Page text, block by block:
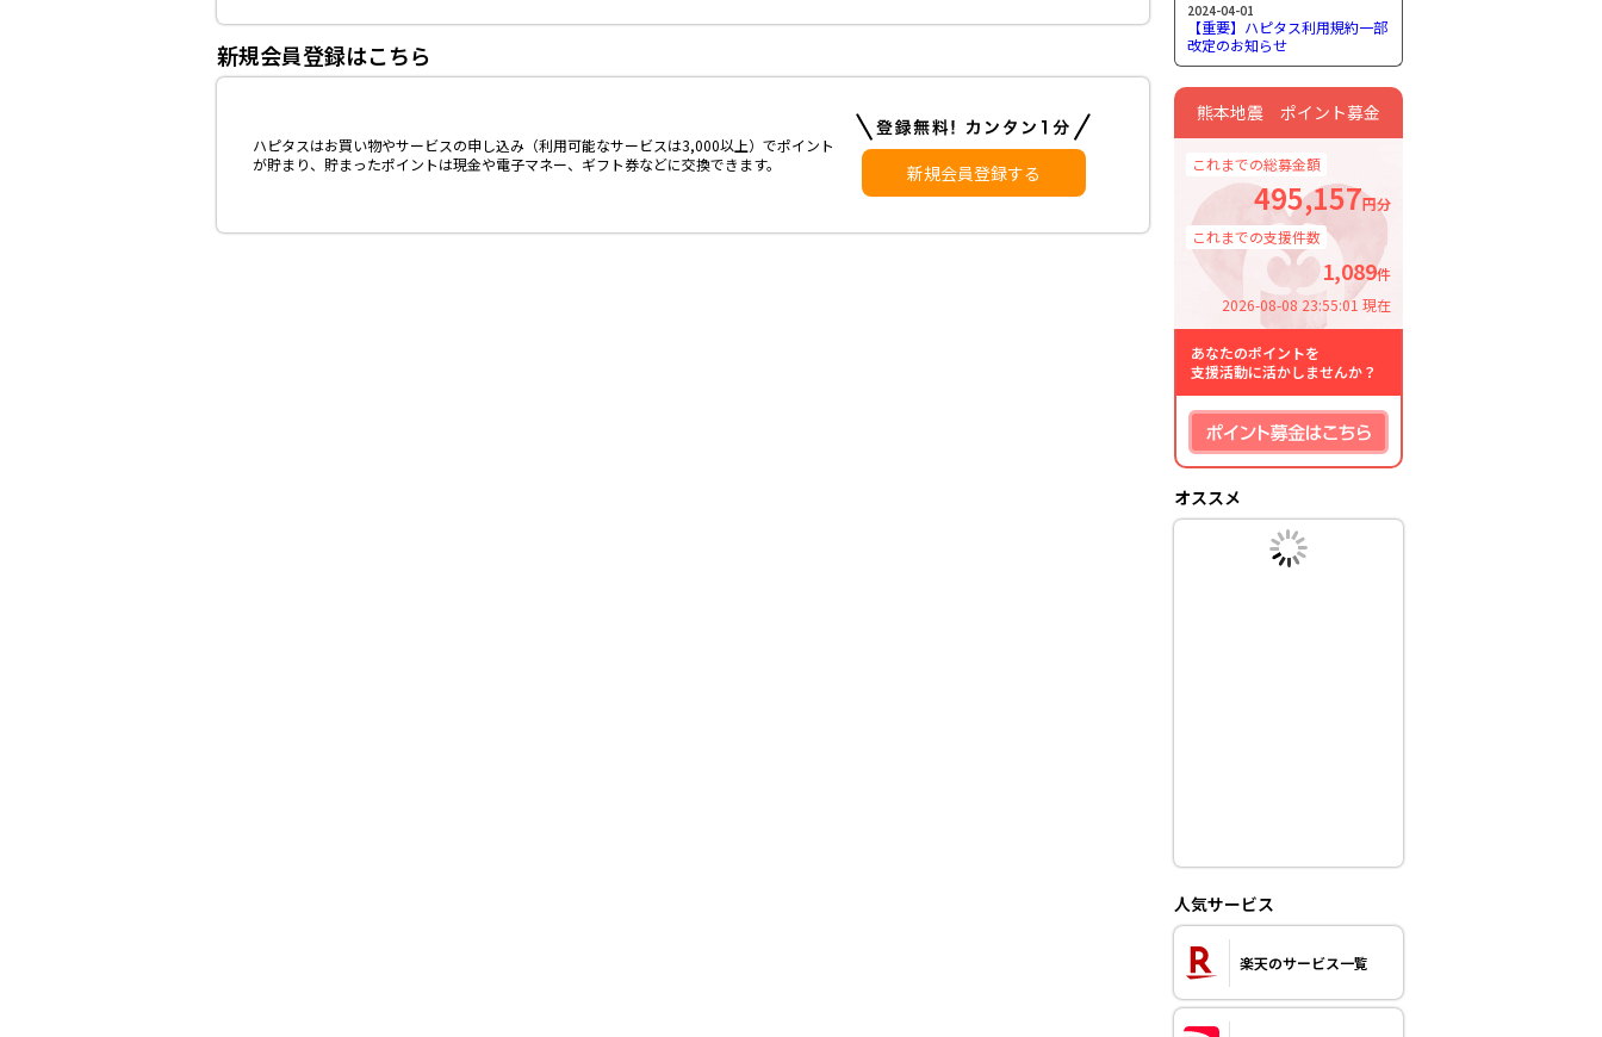
新規会員登録はこちら
ハピタスはお買い物やサービスの申し込み（利用可能なサービスは3,000以上）でポイント
が貯まり、貯まったポイントは現金や電子マネー、ギフト券などに交換できます。
新規会員登録する
2024-04-01
【重要】ハピタス利用規約一部
改定のお知らせ
熊本地震 ポイント募金
これまでの総募金額
495,157円分
これまでの支援件数
1,089件
2026-08-08 23:55:01 現在
あなたのポイントを
支援活動に活かしませんか？
オススメ
人気サービス
楽天のサービス一覧